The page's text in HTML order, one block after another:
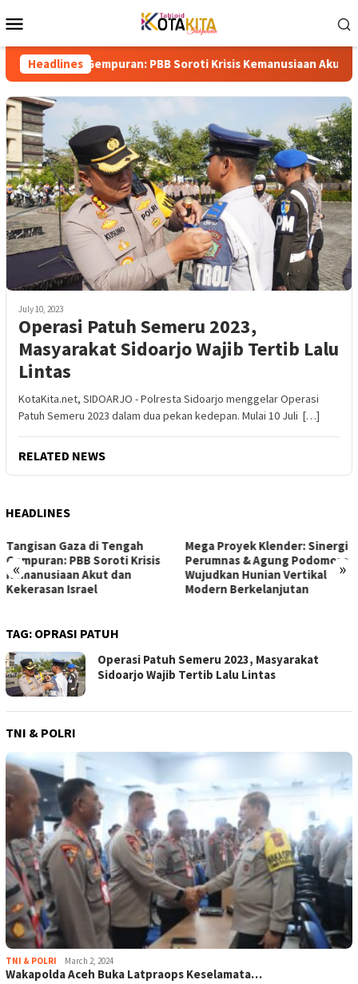
to
Menu
Headlines
Gempuran: PBB Soroti Krisis Kemanusiaan Akut dan
July 10, 2023
Operasi Patuh Semeru 2023,
Masyarakat Sidoarjo Wajib Tertib Lalu
Lintas
KotaKita.net, SIDOARJO - Polresta Sidoarjo menggelar Operasi
Patuh Semeru 2023 dalam dua pekan kedepan. Mulai 10 Juli […]
RELATED NEWS
HEADLINES
« »
Mega Proyek Klender: Sinergi
Perumnas & Agung Podomoro
Wujudkan Hunian Vertikal
Modern Berkelanjutan
Dari Ambang Putus Sekolah
ke Gerbang Beasiswa: Kisah
Inspiratif Anna di Sekolah
Rakyat
TAG: OPRASI PATUH
Operasi Patuh Semeru 2023, Masyarakat
Sidoarjo Wajib Tertib Lalu Lintas
TNI & POLRI
TNI & POLRI March 2, 2024
Wakapolda Aceh Buka Latpraops Keselamata…